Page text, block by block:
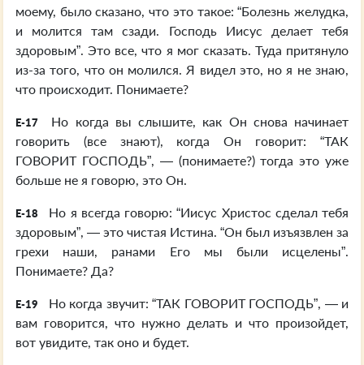
моему, было сказано, что это такое: “Болезнь желудка,
и молится там сзади. Господь Иисус делает тебя
здоровым”. Это все, что я мог сказать. Туда притянуло
из-за того, что он молился. Я видел это, но я не знаю,
что происходит. Понимаете?
E-17
Но когда вы слышите, как Он снова начинает
говорить (все знают), когда Он говорит: “ТАК
ГОВОРИТ ГОСПОДЬ”, — (понимаете?) тогда это уже
больше не я говорю, это Он.
E-18
Но я всегда говорю: “Иисус Христос сделал тебя
здоровым”, — это чистая Истина. “Он был изъязвлен за
грехи наши, ранами Его мы были исцелены”.
Понимаете? Да?
E-19
Но когда звучит: “ТАК ГОВОРИТ ГОСПОДЬ”, — и
вам говорится, что нужно делать и что произойдет,
вот увидите, так оно и будет.